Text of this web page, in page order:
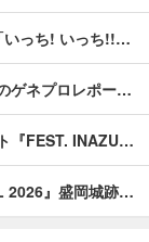
っち! いっち!!…
ゲネプロレポー…
『FEST. INAZU…
2026』盛岡城跡…